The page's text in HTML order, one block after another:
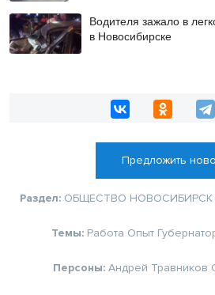
Водителя зажало в
в Новосибирске
Предложить
Раздел: ОБЩЕСТВО НОВОСИБИРСК
Темы: Работа Опыт
Персоны: Андрей Травников